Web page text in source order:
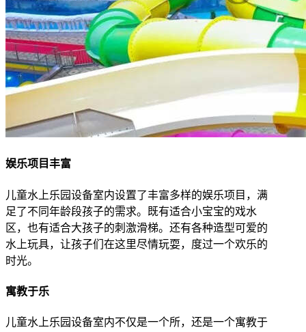
娱乐项目丰富
儿童水上乐园设备室内设置了丰富多样的娱乐项目，满
足了不同年龄段孩子的需求。既有适合小宝宝的戏水
区，也有适合大孩子的刺激滑梯。还有各种造型可爱的
水上玩具，让孩子们在这里尽情玩耍，度过一个欢乐的
时光。
寓教于乐
儿童水上乐园设备室内不仅是一个所，还是一个寓教于